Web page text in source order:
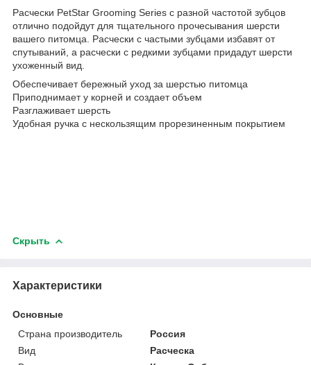
Расчески PetStar Grooming Series с разной частотой зубцов
отлично подойдут для тщательного прочесывания шерсти
вашего питомца. Расчески с частыми зубцами избавят от
спутываний, а расчески с редкими зубцами придадут шерсти
ухоженный вид.
Обеспечивает бережный уход за шерстью питомца
Приподнимает у корней и создает объем
Разглаживает шерсть
Удобная ручка с нескользящим прорезиненным покрытием
Скрыть
Характеристики
Основные
Страна производитель
Россия
Вид
Расческа